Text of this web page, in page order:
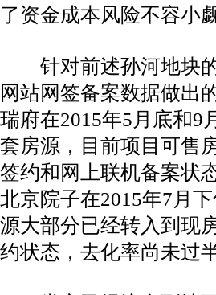
了资金成本风险不容小觑
针对前述孙河地块
网站网签备案数据做出
瑞府在2015年5月底和9
套房源，目前项目可售
签约和网上联机备案状
北京院子在2015年7月
源大部分已经转入到现
约状态，去化率尚未过半